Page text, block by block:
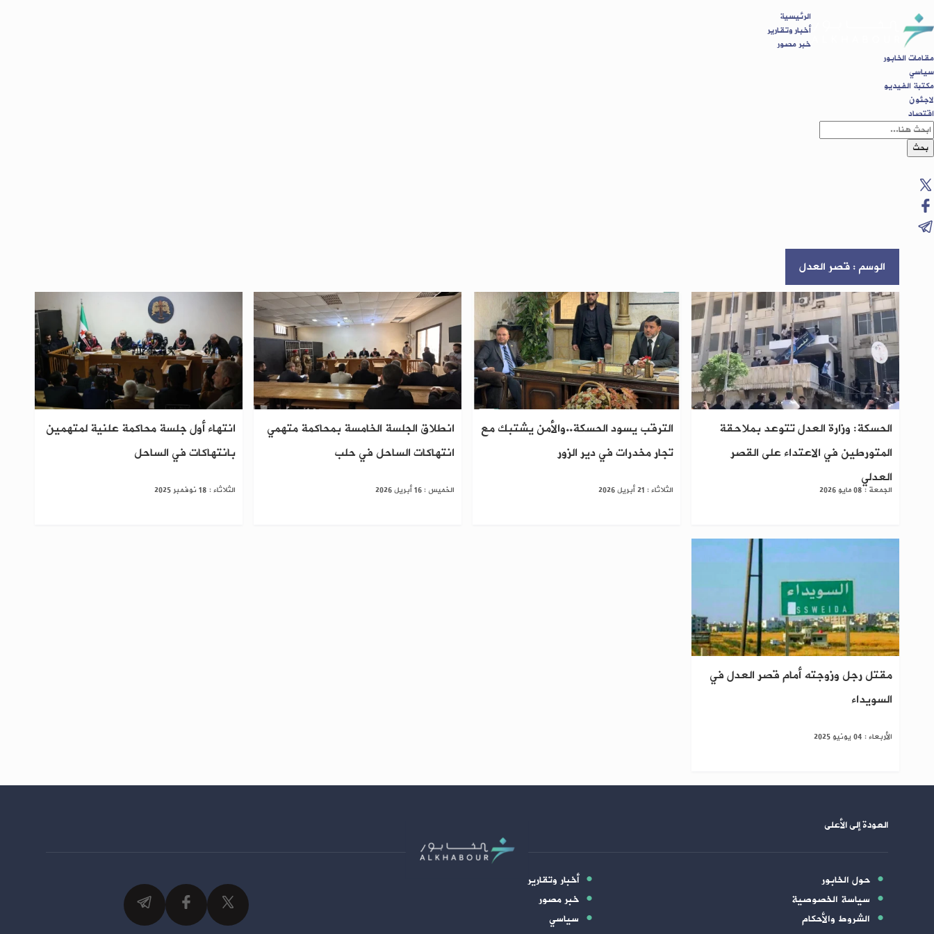
الرئيسية
أخبار وتقارير
خبر مصور
مقامات الخابور
سياسي
مكتبة الفيديو
لاجئون
اقتصاد
بحث
الوسم : قصر العدل
الحسكة: وزارة العدل تتوعد بملاحقة
المتورطين في الاعتداء على القصر
العدلي
الجمعة : 08 مايو 2026
الترقب يسود الحسكة..والأمن يشتبك مع
تجار مخدرات في دير الزور
الثلاثاء : 21 أبريل 2026
انطلاق الجلسة الخامسة بمحاكمة متهمي
انتهاكات الساحل في حلب
الخميس : 16 أبريل 2026
انتهاء أول جلسة محاكمة علنية لمتهمين
بانتهاكات في الساحل
الثلاثاء : 18 نوفمبر 2025
مقتل رجل وزوجته أمام قصر العدل في
السويداء
الأربعاء : 04 يونيو 2025
العودة إلى الأعلى
حول الخابور
سياسة الخصوصية
الشروط والأحكام
أخبار وتقارير
خبر مصور
سياسي